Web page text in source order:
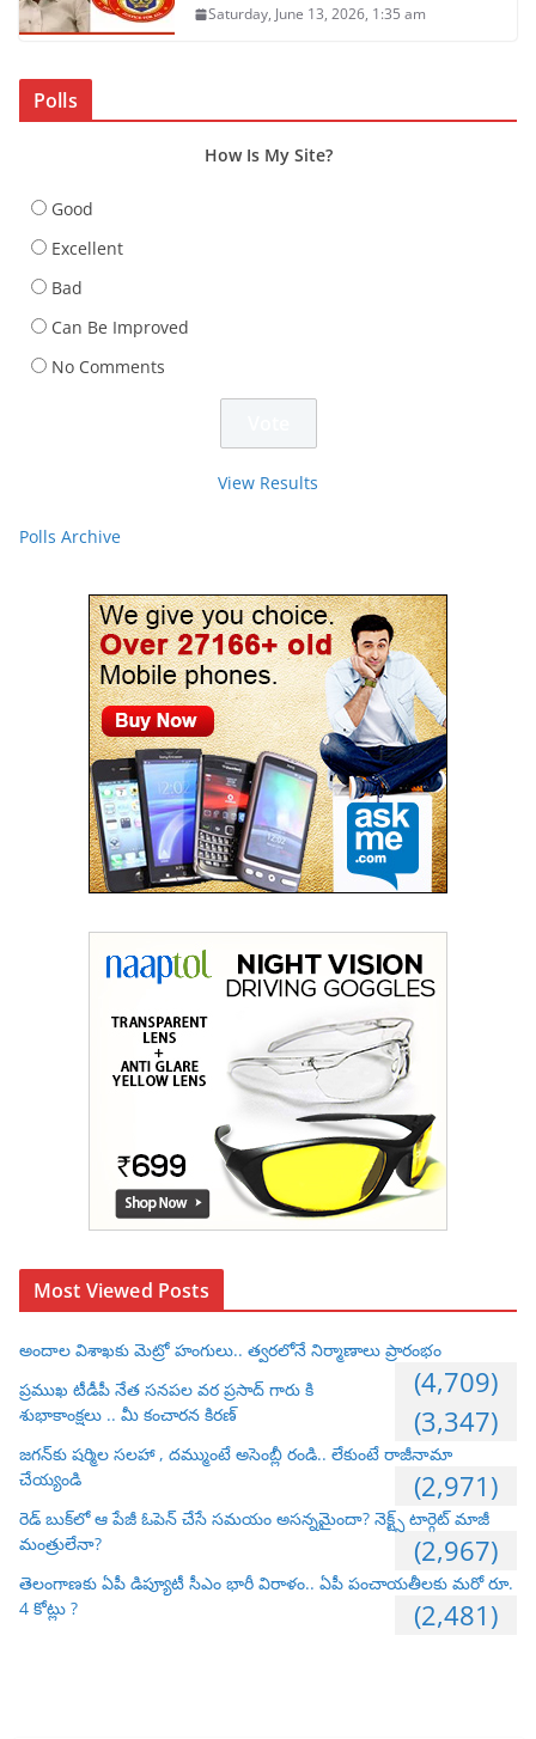
Saturday, June 13, 2026, 1:35 am
Polls
How Is My Site?
Good
Excellent
Bad
Can Be Improved
No Comments
View Results
Polls Archive
Most Viewed Posts
అందాల విశాఖకు మెట్రో హంగులు.. త్వరలోనే నిర్మాణాలు ప్రారంభం
(4,709)
ప్రముఖ టీడీపీ నేత సనపల వర ప్రసాద్ గారు కి
శుభాకాంక్షలు .. మీ కంచారన కిరణ్
(3,347)
జగన్‌కు షర్మిల సలహా , దమ్ముంటే అసెంబ్లీ రండి.. లేకుంటే రాజీనామా
చేయ్యండి
(2,971)
రెడ్ బుక్‌లో ఆ పేజీ ఓపెన్ చేసే సమయం అసన్నమైందా? నెక్ట్స్ టార్గెట్ మాజీ
మంత్రులేనా?
(2,967)
తెలంగాణకు ఏపీ డిప్యూటీ సీఎం భారీ విరాళం.. ఏపీ పంచాయతీలకు మరో రూ.
4 కోట్లు ?
(2,481)